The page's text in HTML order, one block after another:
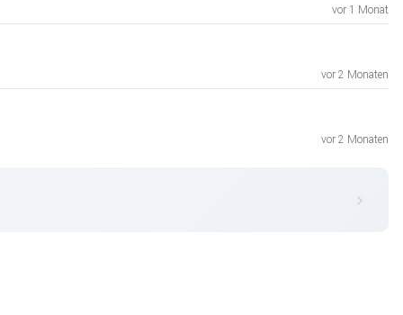
vor 1 Monat
vor 2 Monaten
vor 2 Monaten